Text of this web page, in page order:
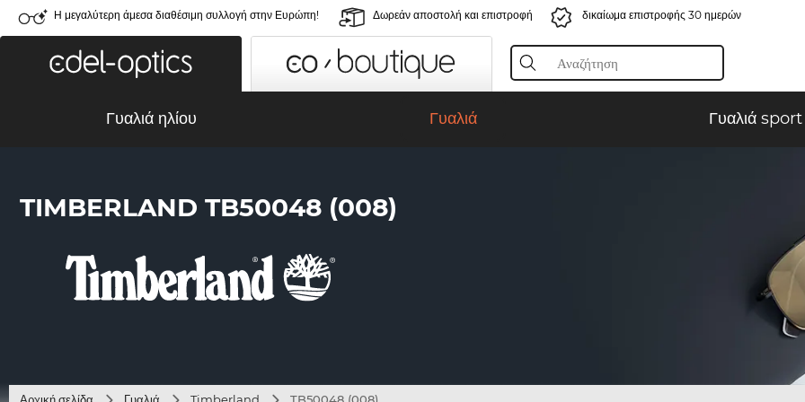
Η μεγαλύτερη άμεσα διαθέσιμη συλλογή στην Ευρώπη! Δωρεάν αποστολή και επιστροφή δικαίωμα επιστροφής 30 ημερών
Γυαλιά ηλίου Γυαλιά Γυαλιά sport
TIMBERLAND TB50048 (008)